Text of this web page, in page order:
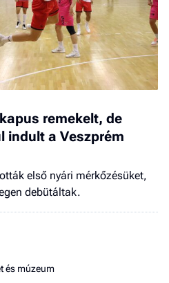
remekelt, de
indult a Veszprém
első nyári mérkőzésüket,
debütáltak.
és múzeum